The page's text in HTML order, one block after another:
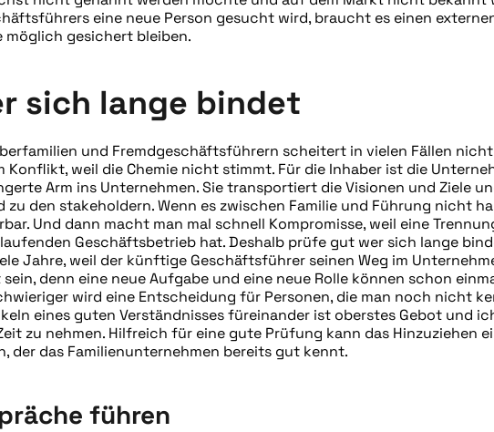
eine neue Person gesucht wird, braucht es einen
möglich gesichert bleiben.
sich lange bindet
und Fremdgeschäftsführern scheitert in vielen Fällen nicht
Konflikt, weil die Chemie nicht stimmt. Für die Inhaber ist die
Arm ins Unternehmen. Sie transportiert die Visionen und Ziele
zu den stakeholdern. Wenn es zwischen Familie und Führung nicht
Und dann macht man mal schnell Kompromisse, weil eine
Geschäftsbetrieb hat. Deshalb prüfe gut wer sich lange
Jahre, weil der künftige Geschäftsführer seinen Weg im
sein, denn eine neue Aufgabe und eine neue Rolle können schon
wird eine Entscheidung für Personen, die man noch nicht
eines guten Verständnisses füreinander ist oberstes Gebot und
zu nehmen. Hilfreich für eine gute Prüfung kann das Hinzuziehen
der das Familienunternehmen bereits gut kennt.
führen